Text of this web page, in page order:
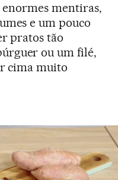
enormes mentiras,
e um pouco
pratos tão
ou um filé,
cima muito